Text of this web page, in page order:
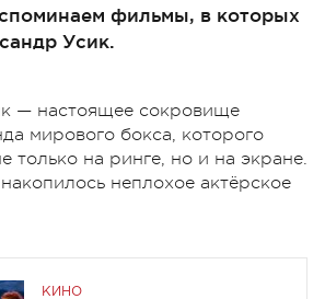
фильмы, в которых
Усик.
— настоящее сокровище
мирового бокса, которого
только на ринге, но и на экране.
неплохое актёрское
КИНО